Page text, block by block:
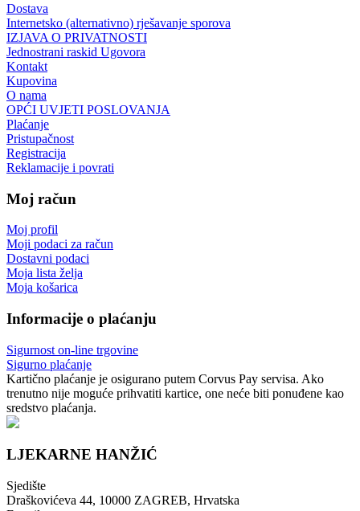
Dostava
Internetsko (alternativno) rješavanje sporova
IZJAVA O PRIVATNOSTI
Jednostrani raskid Ugovora
Kontakt
Kupovina
O nama
OPĆI UVJETI POSLOVANJA
Plaćanje
Pristupačnost
Registracija
Reklamacije i povrati
Moj račun
Moj profil
Moji podaci za račun
Dostavni podaci
Moja lista želja
Moja košarica
Informacije o plaćanju
Sigurnost on-line trgovine
Sigurno plaćanje
Kartično plaćanje je osigurano putem Corvus Pay servisa. Ako
trenutno nije moguće prihvatiti kartice, one neće biti ponuđene kao
sredstvo plaćanja.
LJEKARNE HANŽIĆ
Sjedište
Draškovićeva 44, 10000 ZAGREB, Hrvatska